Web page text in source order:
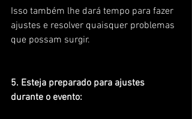
Isso também lhe dará tempo para fazer
ajustes e resolver quaisquer problemas
que possam surgir.
5. Esteja preparado para ajustes
durante o evento: